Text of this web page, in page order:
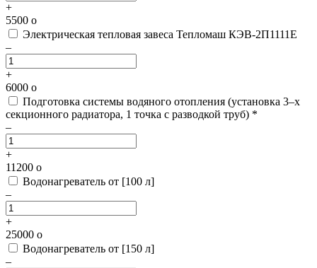
+
5500 o
Электрическая тепловая завеса Тепломаш КЭВ-2П1111Е
–
+
6000 o
Подготовка системы водяного отопления (установка 3–х
секционного радиатора, 1 точка с разводкой труб) *
–
+
11200 o
Водонагреватель от [100 л]
–
+
25000 o
Водонагреватель от [150 л]
–